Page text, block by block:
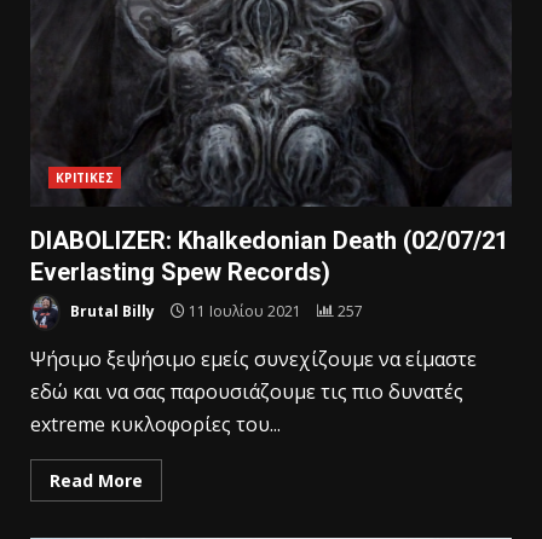
ΚΡΙΤΙΚΕΣ
DIABOLIZER: Khalkedonian Death (02/07/21
Everlasting Spew Records)
Brutal Billy 11 Ιουλίου 2021 257
Ψήσιμο ξεψήσιμο εμείς συνεχίζουμε να είμαστε
εδώ και να σας παρουσιάζουμε τις πιο δυνατές
extreme κυκλοφορίες του...
Read More